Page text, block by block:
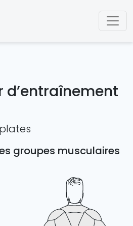
d’entraînement
groupes musculaires